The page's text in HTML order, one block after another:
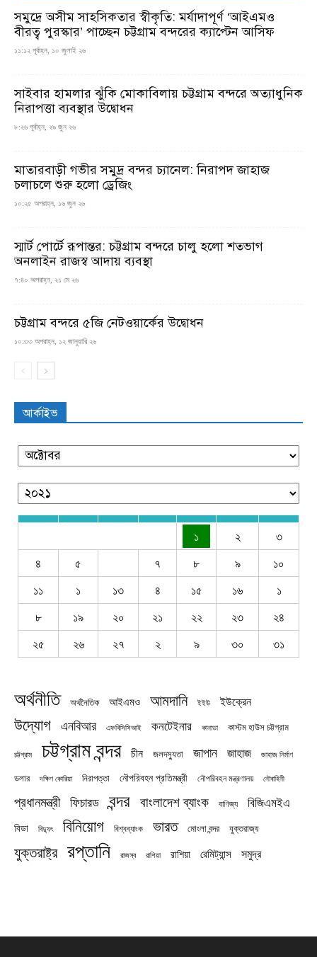
সমুদ্রে অসীম সাহসিকতার স্বীকৃতি: মর্যাদাপূর্ণ ‘আইএমও
বীরত্ব পুরস্কার’ পাচ্ছেন চট্টগ্রাম বন্দরের ক্যাপ্টেন আসিফ
১১:১২ পূর্বাহ্ন, ১০ জুলাই ২৬
সাইবার হামলার ঝুঁকি মোকাবিলায় চট্টগ্রাম বন্দরে অত্যাধুনিক
নিরাপত্তা ব্যবস্থার উদ্বোধন
৮:২৬ পূর্বাহ্ন, ২৯ জুন ২৬
মাতারবাড়ী গভীর সমুদ্র বন্দর চ্যানেল: নিরাপদ জাহাজ
চলাচলে শুরু হলো ড্রেজিং
১০:২৫ অপরাহ্ন, ১৬ জুন ২৬
স্মার্ট পোর্টে রূপান্তর: চট্টগ্রাম বন্দরে চালু হলো শতভাগ
অনলাইন রাজস্ব আদায় ব্যবস্থা
৭:৪০ অপরাহ্ন, ২১ মে ২৬
চট্টগ্রাম বন্দরে ৫জি নেটওয়ার্কের উদ্বোধন
১০:৩৩ অপরাহ্ন, ১২ জানুয়ারি ২৬
আর্কাইভ
১ ২
৩
৪
৫ ৭ ৮ ৯
১০
১১
১ ১৩ ৪ ১৫ ১৬
১
৮
১৯ ২০ ২১ ২২ ২৩
২৪
২৫
২৬ ২৭ ২ ৯ ৩০ ৩১
অর্থনীতি অর্থনৈতিক আইএমও আমদানি ইইউ ইউক্রেন
উদ্যোগ এনবিআর এফবিসিসিআই কনটেইনার কানাডা কাস্টম হাউস চট্টগ্রাম
চট্টগ্রাম চট্টগ্রাম বন্দর চীন জলদস্যুতা জাপান জাহাজ জাহাজ নির্মাণ
ডলার দক্ষিণ কোরিয়া নিরাপত্তা নৌপরিবহন প্রতিমন্ত্রী নৌপরিবহন মন্ত্রণালয় নৌবাহিনী
প্রধানমন্ত্রী ফিচারড বন্দর বাংলাদেশ ব্যাংক বাণিজ্য বিজিএমইএ
বিডা বিদ্যুৎ বিনিয়োগ বিশ্বব্যাংক ভারত মোংলা বন্দর যুক্তরাজ্য
যুক্তরাষ্ট্র রপ্তানি রাজস্ব রাশিয়া রাশিয়া রেমিট্যান্স সমুদ্র